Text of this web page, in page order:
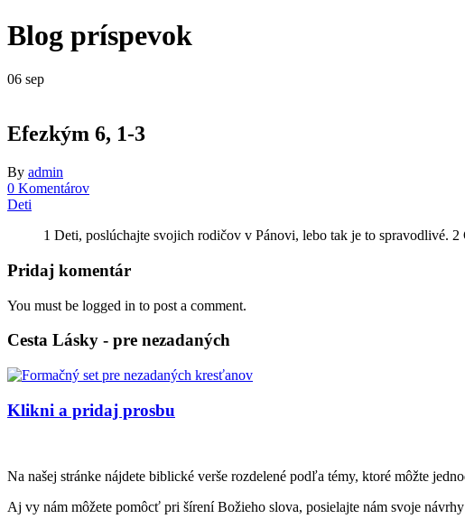
Blog príspevok
06 sep
Efezkým 6, 1-3
By admin
0 Komentárov
Deti
1 Deti, poslúchajte svojich rodičov v Pánovi, lebo tak je to
Pridaj komentár
You must be logged in to post a comment.
Cesta Lásky - pre nezadaných
Klikni a pridaj prosbu
Na našej stránke nájdete biblické verše rozdelené podľa témy, ktoré môžte
Aj vy nám môžete pomôcť pri šírení Božieho slova, posielajte nám svoje